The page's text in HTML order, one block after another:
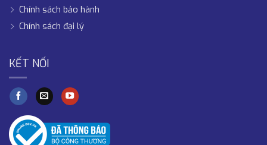
Chính sách bảo hành
Chính sách đại lý
KẾT NỐI